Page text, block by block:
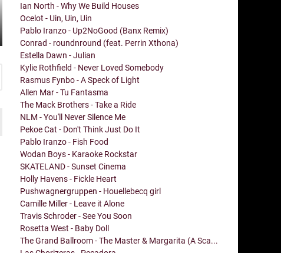
Ian North - Why We Build Houses
Ocelot - Uin, Uin, Uin
Pablo Iranzo - Up2NoGood (Banx Remix)
Conrad - roundnround (feat. Perrin Xthona)
Estella Dawn - Julian
Kylie Rothfield - Never Loved Somebody
Rasmus Fynbo - A Speck of Light
Allen Mar - Tu Fantasma
The Mack Brothers - Take a Ride
NLM - You'll Never Silence Me
Pekoe Cat - Don't Think Just Do It
Pablo Iranzo - Fish Food
Wodan Boys - Karaoke Rockstar
SKATELAND - Sunset Cinema
Holly Havens - Fickle Heart
Pushwagnergruppen - Houellebecq girl
Camille Miller - Leave it Alone
Travis Schroder - See You Soon
Rosetta West - Baby Doll
The Grand Ballroom - The Master & Margarita (A Sca...